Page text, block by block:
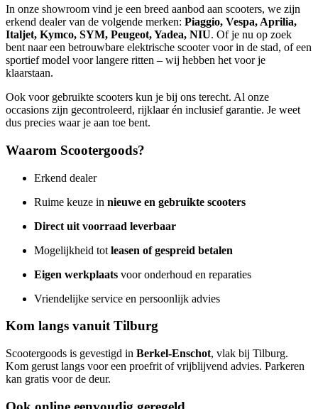
In onze showroom vind je een breed aanbod aan scooters, we zijn
erkend dealer van de volgende merken: Piaggio, Vespa, Aprilia,
Italjet, Kymco, SYM, Peugeot, Yadea, NIU. Of je nu op zoek
bent naar een betrouwbare elektrische scooter voor in de stad, of een
sportief model voor langere ritten – wij hebben het voor je
klaarstaan.
Ook voor gebruikte scooters kun je bij ons terecht. Al onze
occasions zijn gecontroleerd, rijklaar én inclusief garantie. Je weet
dus precies waar je aan toe bent.
Waarom Scootergoods?
Erkend dealer
Ruime keuze in nieuwe en gebruikte scooters
Direct uit voorraad leverbaar
Mogelijkheid tot leasen of gespreid betalen
Eigen werkplaats voor onderhoud en reparaties
Vriendelijke service en persoonlijk advies
Kom langs vanuit Tilburg
Scootergoods is gevestigd in Berkel-Enschot, vlak bij Tilburg.
Kom gerust langs voor een proefrit of vrijblijvend advies. Parkeren
kan gratis voor de deur.